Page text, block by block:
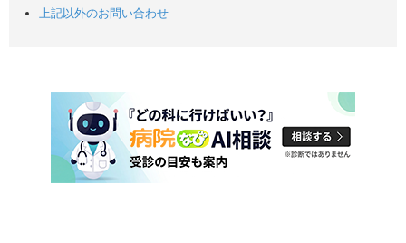
上記以外のお問い合わせ